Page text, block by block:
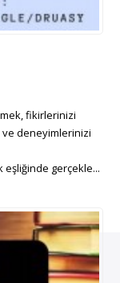
fikirlerinizi
ve deneyimlerinizi
gerçekle...